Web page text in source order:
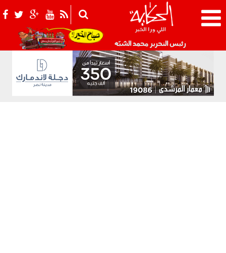
رئيس التحرير محمد الشبّه 021_2.png